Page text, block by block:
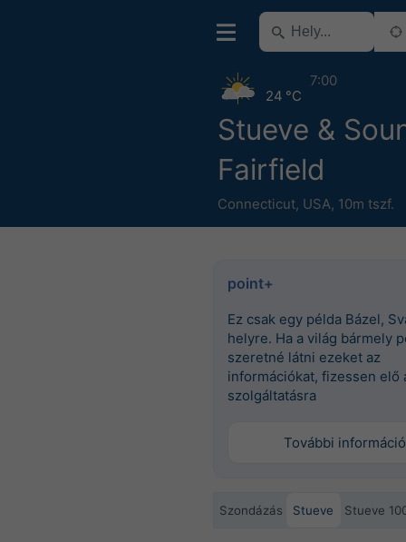
Stueve &
Fairfield
Connecticut, USA, 10m tszf.
24 °C
7:00
point+
Ez csak egy példa Bázel,
helyre. Ha a világ bármely
szeretné látni ezeket az
információkat, fizessen elő
szolgáltatásra
További információ
Szondázás Stueve Stueve